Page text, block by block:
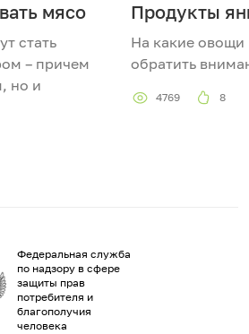
мясо
стать
– причем
но и
Продукты
На какие овощи
обратить
4769 8
Федеральная служба
по надзору в сфере
защиты прав
потребителя и
благополучия
человека